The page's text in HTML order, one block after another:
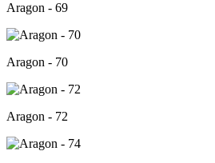
Aragon - 69
Aragon - 70
Aragon - 72